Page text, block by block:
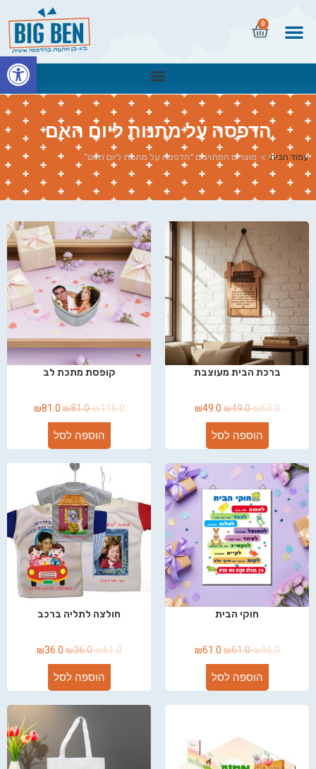
0
הדפסה על מתנות ליום האם
עמוד הבית > מוצרים המתויגים “הדפסה על מתנות ליום האם”
ברכת הבית מעוצבת
₪63.0
₪49.0
₪49.0
הוספה לסל
קופסת מתכת לב
₪116.0
₪81.0
₪81.0
הוספה לסל
חוקי הבית
₪96.0
₪61.0
₪61.0
הוספה לסל
חולצה לתליה ברכב
₪61.0
₪36.0
₪36.0
הוספה לסל